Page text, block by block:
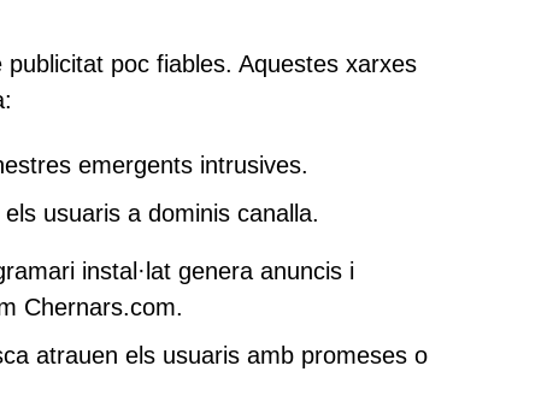
poc fiables. Aquestes xarxes
emergents intrusives.
usuaris a dominis canalla.
instal·lat genera anuncis i
Chernars.com.
atrauen els usuaris amb promeses o